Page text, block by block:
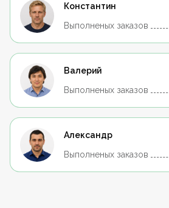
Константин
Выполненых заказов
Валерий
Выполненых заказов
Александр
Выполненых заказов